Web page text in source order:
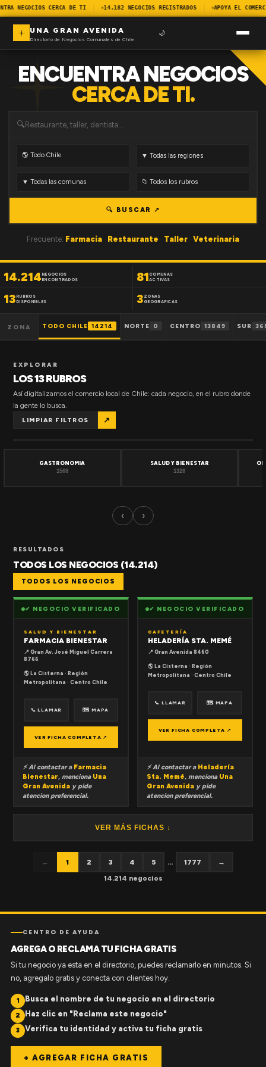
NEGOCIOS CERCA DE TI 14.182 NEGOCIOS REGISTRADOS APOYA EL
UNA GRAN AVENIDA
Directorio de Negocios Comunales de Chile
🌙
ENCUENTRA NEGOCIOS
CERCA DE TI.
🔍
🔍 BUSCAR ↗
Frecuente: Farmacia · Restaurante · Taller · Veterinaria
14.214NEGOCIOS
ENCONTRADOS
81 COMUNAS
ACTIVAS
13RUBROS
DISPONIBLES
3 ZONAS
GEOGRAFICAS
ZONA TODO CHILE 14214 NORTE 0 CENTRO 13849 SUR
EXPLORAR
LOS 13 RUBROS
Así digitalizamos el comercio local de Chile: cada negocio, en el rubro donde
la gente lo busca.
LIMPIAR FILTROS ↗
GASTRONOMIA
1508
SALUD Y BIENESTAR
1320
‹ ›
RESULTADOS
TODOS LOS NEGOCIOS (14.214)
TODOS LOS NEGOCIOS
✔ NEGOCIO VERIFICADO
SALUD Y BIENESTAR
FARMACIA BIENESTAR
📍 Gran Av. José Miguel Carrera
8766
🌎 La Cisterna · Región
Metropolitana · Centro Chile
📞 LLAMAR 🗺 MAPA
VER FICHA COMPLETA ↗
⚡ Al contactar a Farmacia
Bienestar, menciona Una
Gran Avenida y pide
atencion preferencial.
✔ NEGOCIO VERIFICADO
CAFETERÍA
HELADERÍA STA. MEMÉ
📍 Gran Avenida 8460
🌎 La Cisterna · Región
Metropolitana · Centro Chile
📞 LLAMAR 🗺 MAPA
VER FICHA COMPLETA ↗
⚡ Al contactar a Heladería
Sta. Memé, menciona Una
Gran Avenida y pide
atencion preferencial.
VER MÁS FICHAS ↓
← 1 2 3 4 5 ... 1777
→
14.214 negocios
CENTRO DE AYUDA
AGREGA O RECLAMA TU FICHA GRATIS
Si tu negocio ya esta en el directorio, puedes reclamarlo en minutos. Si
no, agregalo gratis y conecta con clientes hoy.
1 Busca el nombre de tu negocio en el directorio
2 Haz clic en "Reclama este negocio"
3 Verifica tu identidad y activa tu ficha gratis
+ AGREGAR FICHA GRATIS